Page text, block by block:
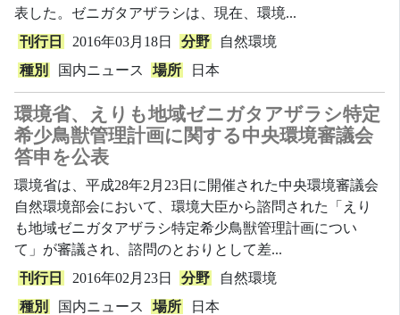
表した。ゼニガタアザラシは、現在、環境...
刊行日
2016年03月18日 分野
自然環境
種別
国内ニュース 場所 日本
環境省、えりも地域ゼニガタアザラシ特定
希少鳥獣管理計画に関する中央環境審議会
答申を公表
環境省は、平成28年2月23日に開催された中央環境審議会
自然環境部会において、環境大臣から諮問された「えり
も地域ゼニガタアザラシ特定希少鳥獣管理計画につい
て」が審議され、諮問のとおりとして差...
刊行日
2016年02月23日 分野
自然環境
種別
国内ニュース 場所 日本